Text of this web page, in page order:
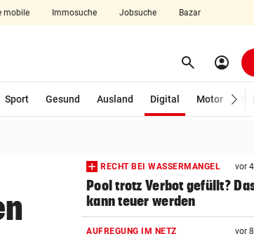
mobile Immosuche Jobsuche Bazar
search Suchen
account_circle
Sport Gesund Ausland Digital
Motor
RECHT BEI WASSERMANGEL vor
Pool trotz Verbot gefüllt?
kann teuer werden
AUFREGUNG IM NETZ vor